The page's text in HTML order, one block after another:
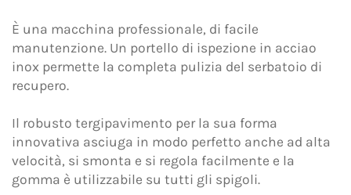
È una macchina professionale, di facile
manutenzione. Un portello di ispezione in acciao
inox permette la completa pulizia del serbatoio di
recupero.
Il robusto tergipavimento per la sua forma
innovativa asciuga in modo perfetto anche ad alta
velocità, si smonta e si regola facilmente e la
gomma è utilizzabile su tutti gli spigoli.
Accetto *
Acconsento al trattamento dei dati personali per le
privacyal fine di ricevere materiale pubblicitario e/o
promozionale relativo ai prodotti di Adiatek S.r.l.
Accetto